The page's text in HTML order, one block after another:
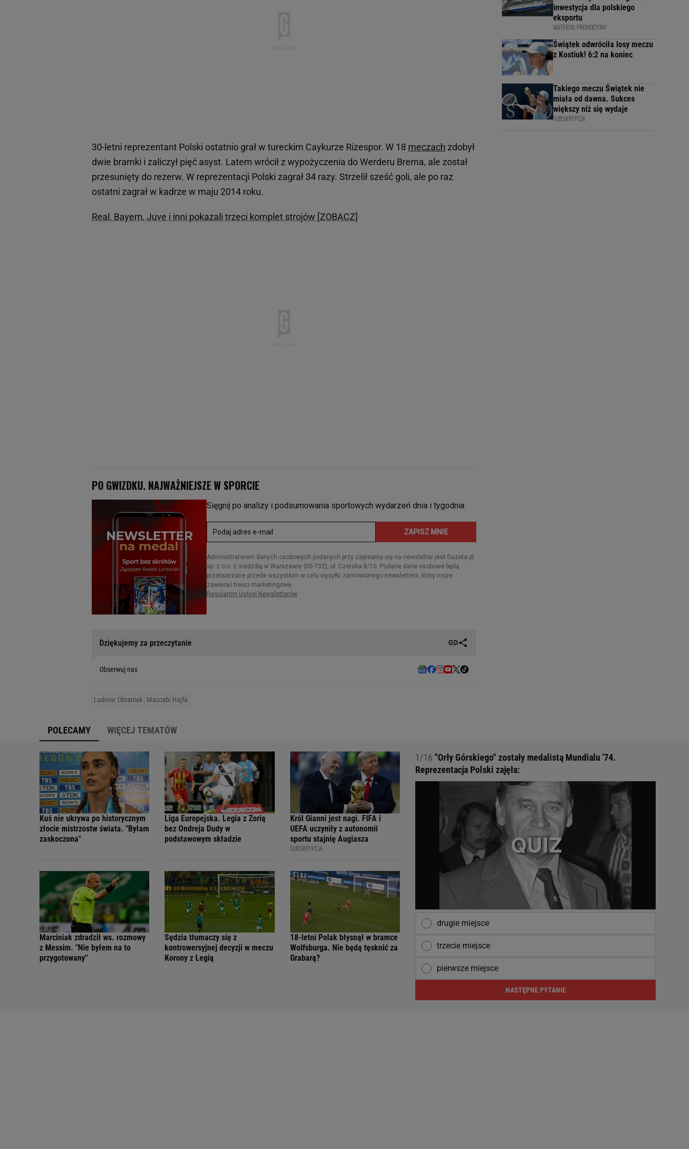
30-letni reprezentant Polski ostatnio grał w tureckim Caykurze Rizespor. W 18 meczach zdobył
dwie bramki i zaliczył pięć asyst. Latem wrócił z wypożyczenia do Werderu Brema, ale został
przesunięty do rezerw. W reprezentacji Polski zagrał 34 razy. Strzelił sześć goli, ale po raz
ostatni zagrał w kadrze w maju 2014 roku.
Real, Bayern, Juve i inni pokazali trzeci komplet strojów [ZOBACZ]
Dziękujemy za przeczytanie
Obserwuj nas
Ludovic Obraniak Maccabi Hajfa
inwestycja dla polskiego
eksportu
MATERIAŁ PROMOCYJNY
Świątek odwróciła losy meczu
z Kostiuk! 6:2 na koniec
Takiego meczu Świątek nie
miała od dawna. Sukces
większy niż się wydaje
SUBSKRYPCJA
POLECAMY WIĘCEJ TEMATÓW
Kuś nie ukrywa po historycznym
złocie mistrzostw świata. "Byłam
zaskoczona"
Liga Europejska. Legia z Zorią
bez Ondreja Dudy w
podstawowym składzie
Król Gianni jest nagi. FIFA i
UEFA uczyniły z autonomii
sportu stajnię Augiasza
SUBSKRYPCJA
Marciniak zdradził ws. rozmowy
z Messim. "Nie byłem na to
przygotowany"
Sędzia tłumaczy się z
kontrowersyjnej decyzji w meczu
Korony z Legią
18-letni Polak błysnął w bramce
Wolfsburga. Nie będą tęsknić za
Grabarą?
1/16 "Orły Górskiego" zostały medalistą Mundialu '74.
Reprezentacja Polski zajęła:
drugie miejsce
trzecie miejsce
pierwsze miejsce
NASTĘPNE PYTANIE